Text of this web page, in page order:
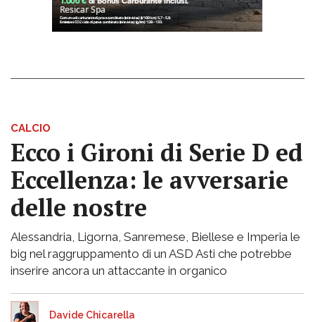
CALCIO
Ecco i Gironi di Serie D ed
Eccellenza: le avversarie
delle nostre
Alessandria, Ligorna, Sanremese, Biellese e Imperia le
big nel raggruppamento di un ASD Asti che potrebbe
inserire ancora un attaccante in organico
Davide Chicarella